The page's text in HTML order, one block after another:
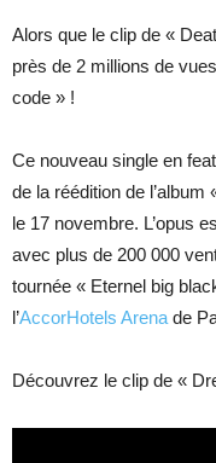
Alors que le clip de «
près de 2 millions de
code » !
Ce nouveau single en
de la réédition de l’album
le 17 novembre. L’opus
avec plus de 200 000
tournée « Eternel big
l’AccorHotels Arena de
Découvrez le clip de «